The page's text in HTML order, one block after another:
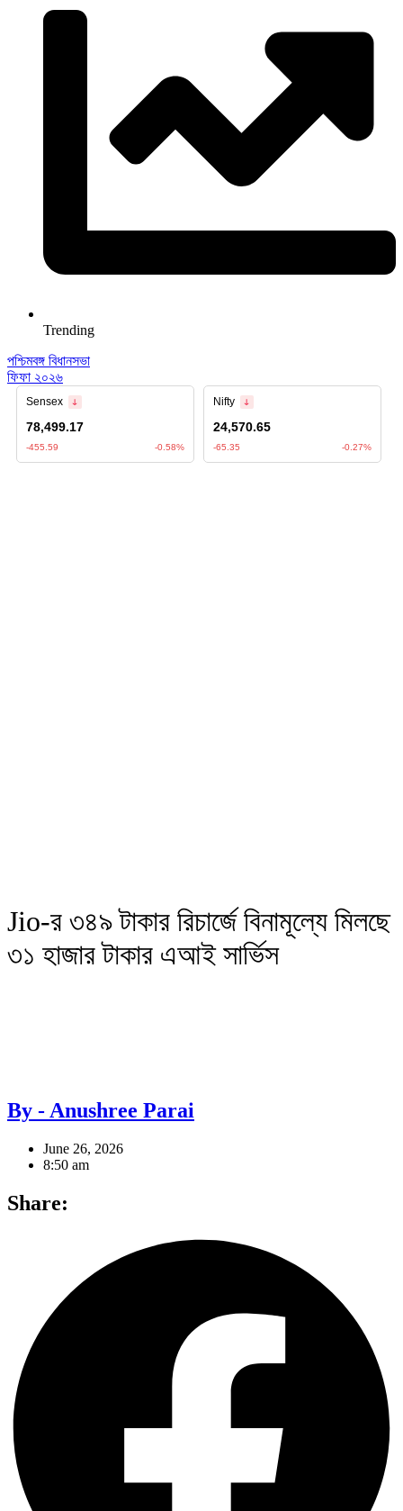
Trending
পশ্চিমবঙ্গ বিধানসভা
ফিফা ২০২৬
Jio-র ৩৪৯ টাকার রিচার্জে বিনামূল্যে মিলছে
৩১ হাজার টাকার এআই সার্ভিস
By - Anushree Parai
June 26, 2026
8:50 am
Share: